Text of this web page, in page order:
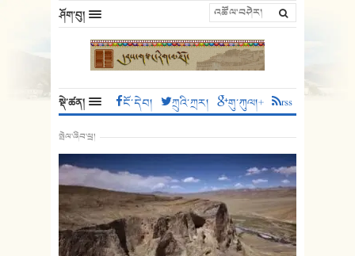
ཤོག་བུ།
སྡེ་ཚན། ངོ་དེབ། ཀྲུའི་ཀྲར། གུ་ཀུལ།+ rss
སྤེལ་ཞིབ་ཕྲ།